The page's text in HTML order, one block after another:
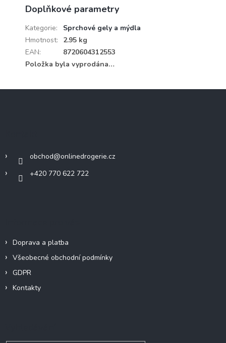
Doplňkové parametry
Kategorie:
Sprchové gely a mýdla
Hmotnost:
2.95 kg
EAN:
8720604312553
Položka byla vyprodána…
obchod@onlinedrogerie.cz
+420 770 622 722
Doprava a platba
Všeobecné obchodní podmínky
GDPR
Kontakty